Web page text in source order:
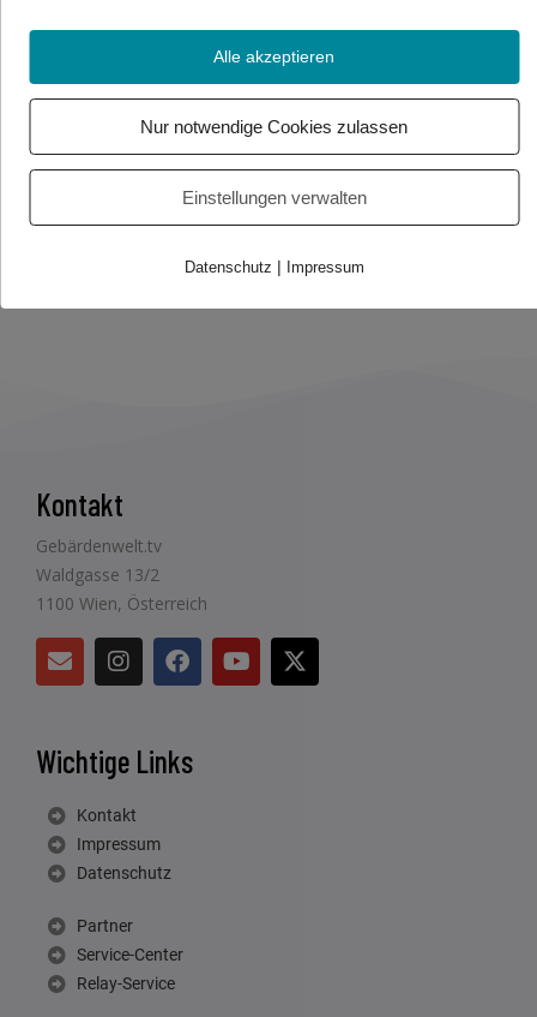
Jacke
Foto/Video Credits: flaticon.com – freepik / Gebärdenwelt.TV
Beitrag teilen
Kontakt
Gebärdenwelt.tv
Waldgasse 13/2
1100 Wien, Österreich
Wichtige Links
Kontakt
Impressum
Datenschutz
Partner
Service-Center
Relay-Service
Alle akzeptieren
Nur notwendige Cookies zulassen
Einstellungen verwalten
Datenschutz | Impressum